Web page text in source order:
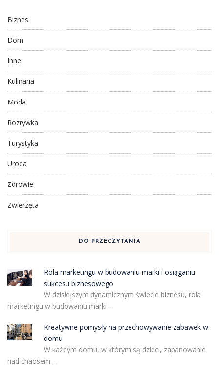
Biznes
Dom
Inne
Kulinaria
Moda
Rozrywka
Turystyka
Uroda
Zdrowie
Zwierzęta
DO PRZECZYTANIA
Rola marketingu w budowaniu marki i osiąganiu
sukcesu biznesowego
W dzisiejszym dynamicznym świecie biznesu, rola
marketingu w budowaniu marki …
Kreatywne pomysły na przechowywanie zabawek w
domu
W każdym domu, w którym są dzieci, zapanowanie
nad chaosem …